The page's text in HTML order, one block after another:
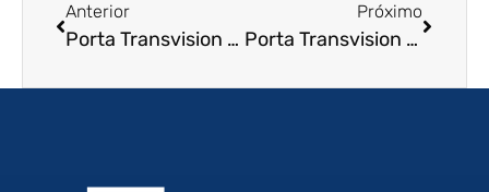
Anterior
Porta Transvision em Nilópolis – RJ
Próximo
Porta Transvision em Nova Friburgo – RJ